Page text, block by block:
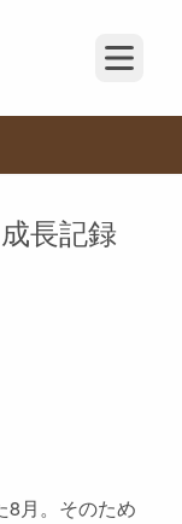
Open
長記録
8月。そのため